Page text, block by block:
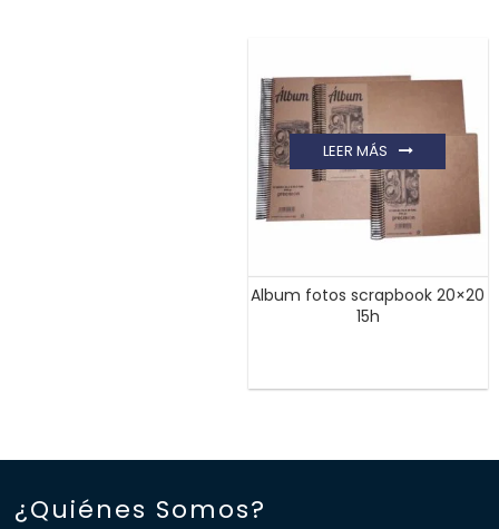
Album fotos scrapbook 20×20
15h
LEER MÁS
¿Quiénes Somos?